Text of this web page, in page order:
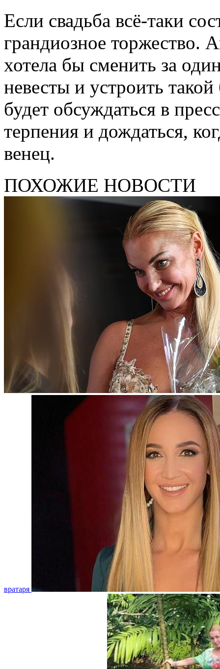
Если свадьба всё-таки
грандиозное торжество.
хотела бы сменить за
невесты и устроить
будет обсуждаться в
терпения и дождаться,
венец.
ПОХОЖИЕ НОВОСТИ
вратаря